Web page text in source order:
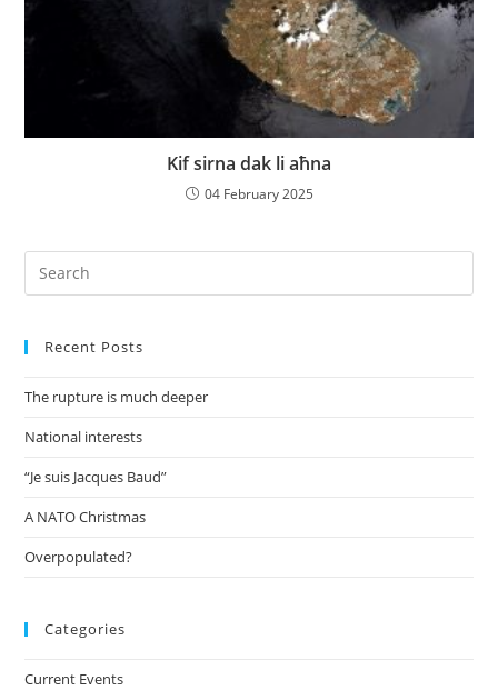
Kif sirna dak li aħna
04 February 2025
Recent Posts
The rupture is much deeper
National interests
“Je suis Jacques Baud”
A NATO Christmas
Overpopulated?
Categories
Current Events